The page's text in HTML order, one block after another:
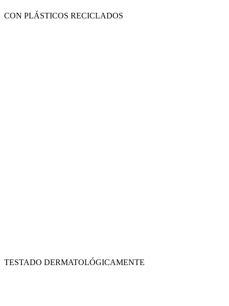
CON PLÁSTICOS RECICLADOS
TESTADO DERMATOLÓGICAMENTE